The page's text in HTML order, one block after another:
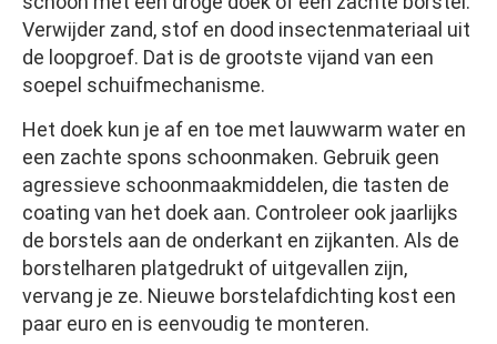
Verwijder zand, stof en dood insectenmateriaal uit
de loopgroef. Dat is de grootste vijand van een
soepel schuifmechanisme.
Het doek kun je af en toe met lauwwarm water en
een zachte spons schoonmaken. Gebruik geen
agressieve schoonmaakmiddelen, die tasten de
coating van het doek aan. Controleer ook jaarlijks
de borstels aan de onderkant en zijkanten. Als de
borstelharen platgedrukt of uitgevallen zijn,
vervang je ze. Nieuwe borstelafdichting kost een
paar euro en is eenvoudig te monteren.